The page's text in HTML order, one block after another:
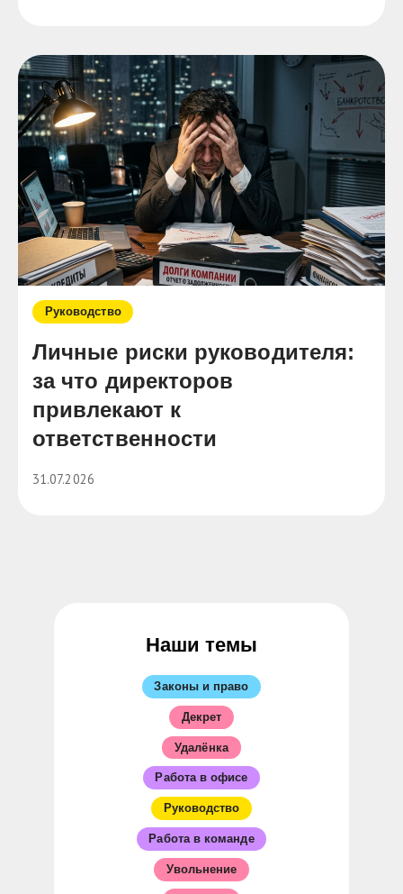
Руководство
Личные риски руководителя:
за что директоров
привлекают к
ответственности
31.07.2026
Наши темы
Законы и право
Декрет
Удалёнка
Работа в офисе
Руководство
Работа в команде
Увольнение